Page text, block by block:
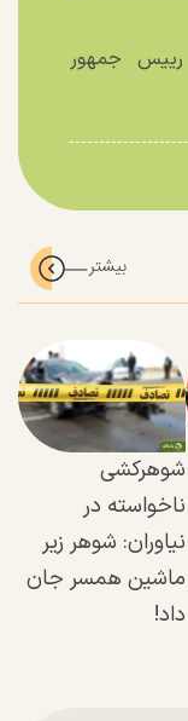
رییس جمهور
شوهرکشی
ناخواسته در
نیاوران: شوهر زیر
ماشین همسر جان
داد!